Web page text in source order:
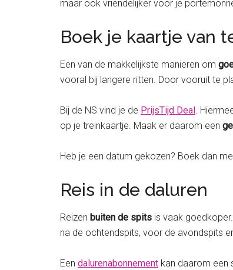
maar ook vriendelijker voor je
Boek je kaartje van
Een van de makkelijkste manieren om
vooral bij langere ritten. Door vooruit te
Bij de NS vind je de PrijsTijd Deal .
op je treinkaartje. Maak er daarom een
Heb je een datum gekozen? Boek dan
Reis in de daluren
Reizen buiten de spits is vaak
na de ochtendspits, voor de avondspits
Een dalurenabonnement kan daarom een